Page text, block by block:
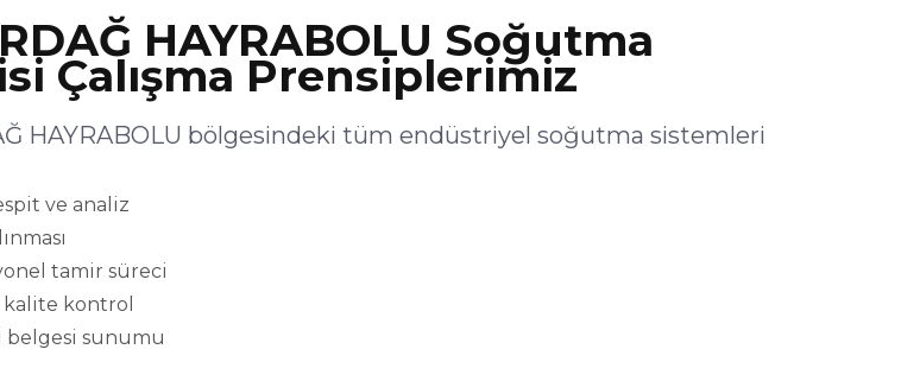
HAYRABOLU Soğutma
Çalışma Prensiplerimiz
HAYRABOLU bölgesindeki tüm endüstriyel soğutma sistemleri
ve analiz
tamir süreci
kalite kontrol
belgesi sunumu